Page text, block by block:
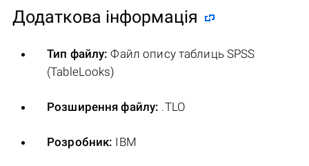
Додаткова інформація
Тип файлу: Файл опису таблиць SPSS
(TableLooks)
Розширення файлу: .TLO
Розробник: IBM